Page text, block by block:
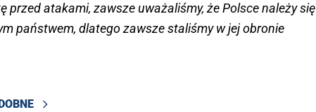
przed atakami, zawsze uważaliśmy, że Polsce należy się
państwem, dlatego zawsze staliśmy w jej obronie